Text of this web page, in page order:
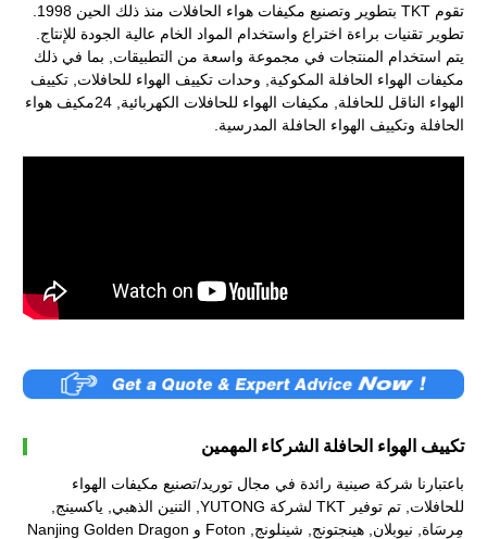
تقوم TKT بتطوير وتصنيع مكيفات هواء الحافلات منذ ذلك الحين 1998.
تطوير تقنيات براءة اختراع واستخدام المواد الخام عالية الجودة للإنتاج.
يتم استخدام المنتجات في مجموعة واسعة من التطبيقات, بما في ذلك
مكيفات الهواء الحافلة المكوكية, وحدات تكييف الهواء للحافلات, تكييف
الهواء الناقل للحافلة, مكيفات الهواء للحافلات الكهربائية, 24مكيف هواء
الحافلة وتكييف الهواء الحافلة المدرسية.
تكييف الهواء الحافلة الشركاء المهمين
باعتبارنا شركة صينية رائدة في مجال توريد/تصنيع مكيفات الهواء
للحافلات, تم توفير TKT لشركة YUTONG, التنين الذهبي, ياكسينج,
مِرسَاة, نيوبلان, هينجتونج, شينلونج, Foton و Nanjing Golden Dragon